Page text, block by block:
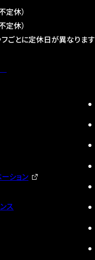
定休）
定休）
フごとに定休日が異なります
ーション
ス